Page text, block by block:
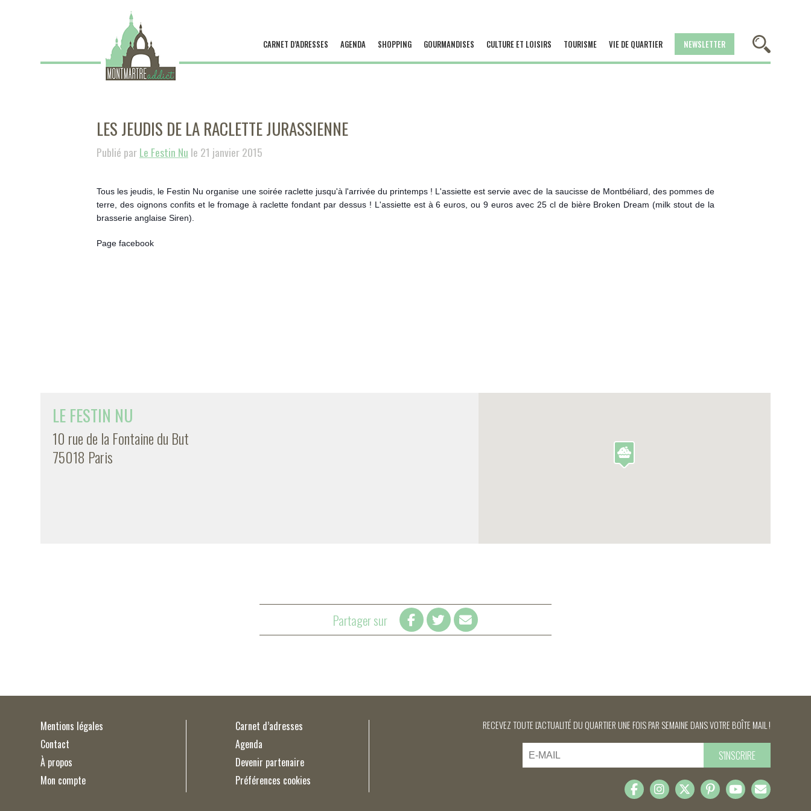
CARNET D’ADRESSES AGENDA SHOPPING GOURMANDISES CULTURE ET LOISIRS TOURISME VIE DE QUARTIER NEWSLETTER
LES JEUDIS DE LA RACLETTE JURASSIENNE
Publié parLe Festin Nu le 21 janvier 2015
Tous les jeudis, le Festin Nu organise une soirée raclette jusqu'à l'arrivée du printemps ! L'assiette est servie avec de la saucisse de Montbéliard, des pommes de
terre, des oignons confits et le fromage à raclette fondant par dessus ! L'assiette est à 6 euros, ou 9 euros avec 25 cl de bière Broken Dream (milk stout de la
brasserie anglaise Siren).
Page facebook
LE FESTIN NU
10 rue de la Fontaine du But
75018 Paris
Partager sur
Mentions légales
Contact
À propos
Mon compte
Carnet d’adresses
Agenda
Devenir partenaire
Préférences cookies
RECEVEZ TOUTE L'ACTUALITÉ DU QUARTIER UNE FOIS PAR SEMAINE DANS VOTRE BOÎTE MAIL !